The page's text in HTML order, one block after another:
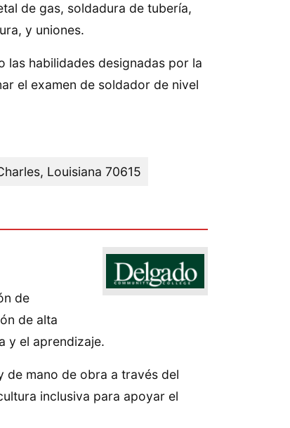
de gas, soldadura de tubería,
y uniones.
las habilidades designadas por la
el examen de soldador de nivel
Louisiana 70615
de
de alta
y el aprendizaje.
de mano de obra a través del
inclusiva para apoyar el